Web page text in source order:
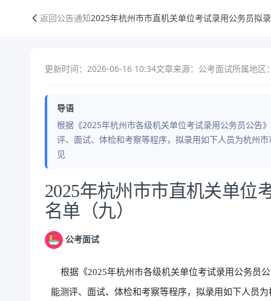
返回公告通知2025年杭州市市直机关单位考试录用公务员拟
更新时间：2026-06-16 10:34文章来源：公考面试所属地区
导语
根据《2025年杭州市各级机关单位考试录用公务员公告
评、面试、体检和考察等程序，拟录用如下人员为杭州
见
公告正文
2025年杭州市市直机关单位
名单（九）
公考面试
根据《2025年杭州市各级机关单位考试录用公务员
能测评、面试、体检和考察等程序，拟录用如下人员